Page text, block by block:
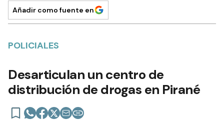
Añadir como fuente en
POLICIALES
Desarticulan un centro de
distribución de drogas en Pirané